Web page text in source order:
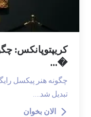
�...
تبدیل شد.…
الان بخوان